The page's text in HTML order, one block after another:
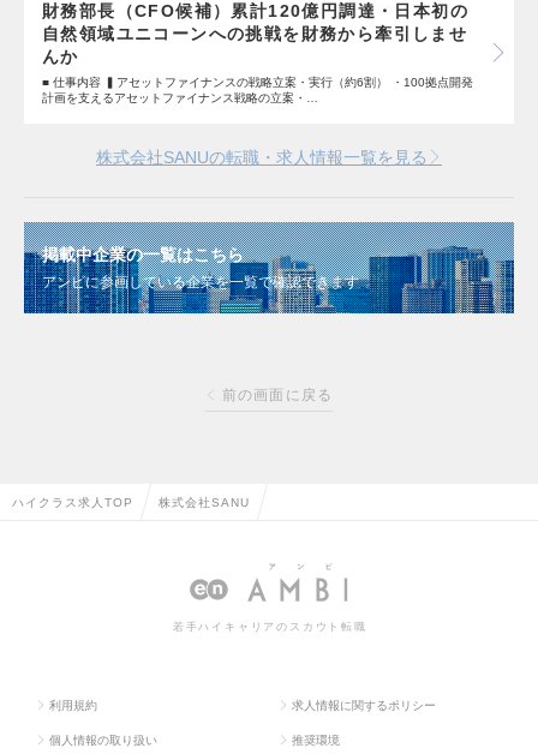
財務部長（CFO候補）累計120億円調達・日本初の
自然領域ユニコーンへの挑戦を財務から牽引しませ
んか
■ 仕事内容 ▍アセットファイナンスの戦略立案・実行（約6割） ・100拠点開発
計画を支えるアセットファイナンス戦略の立案・…
株式会社SANUの転職・求人情報一覧を見る
掲載中企業の一覧はこちら
アンビに参画している企業を一覧で確認できます
前の画面に戻る
ハイクラス求人TOP 株式会社SANU
若手ハイキャリアのスカウト転職
利用規約 求人情報に関するポリシー
個人情報の取り扱い 推奨環境